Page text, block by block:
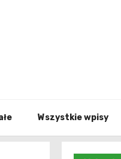
Wszystkie wpisy